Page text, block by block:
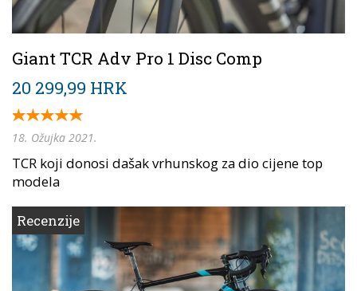
Giant TCR Adv Pro 1 Disc Comp
20 299,99 HRK
18. Ožujka 2021.
TCR koji donosi dašak vrhunskog za dio cijene top
modela
Recenzije